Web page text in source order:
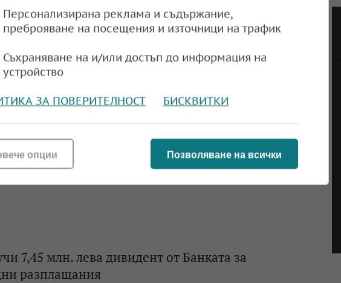
на БНБ: Членството в еврозоната ще означава
на валутните резерви
на лихвите: ОЛП вече е под 2%
09:19, 01.07.2025
7,45 млн. лева дивидент от Банката за
разплащания
Персонализирана реклама и съдържание,
преброяване на посещения и източници на трафик
Съхраняване на и/или достъп до информация на
устройство
ЗА ПОВЕРИТЕЛНОСТ БИСКВИТКИ
Позволяване на всички
опции